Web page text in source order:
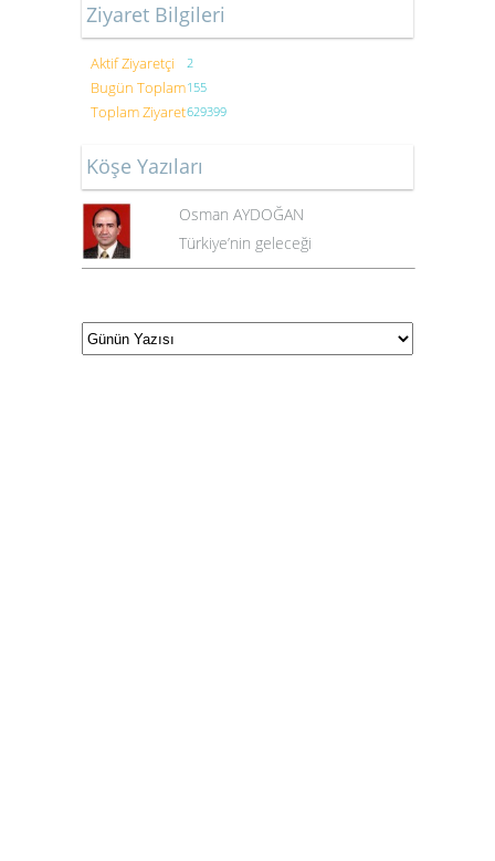
Ziyaret Bilgileri
Aktif Ziyaretçi 2
Bugün Toplam155
Toplam Ziyaret629399
Köşe Yazıları
Osman AYDOĞAN
Türkiye’nin geleceği